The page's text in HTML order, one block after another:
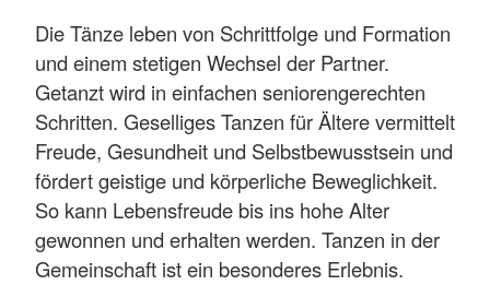
Die Tänze leben von Schrittfolge und Formation
und einem stetigen Wechsel der Partner.
Getanzt wird in einfachen seniorengerechten
Schritten. Geselliges Tanzen für Ältere vermittelt
Freude, Gesundheit und Selbstbewusstsein und
fördert geistige und körperliche Beweglichkeit.
So kann Lebensfreude bis ins hohe Alter
gewonnen und erhalten werden. Tanzen in der
Gemeinschaft ist ein besonderes Erlebnis.